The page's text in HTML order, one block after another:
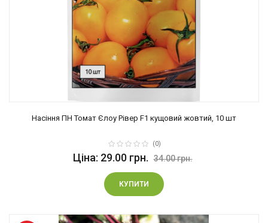
Насіння ПН Томат Єлоу Рівер F1 кущовий жовтий, 10 шт
(0)
Ціна: 29.00 грн. 34.00 грн.
КУПИТИ